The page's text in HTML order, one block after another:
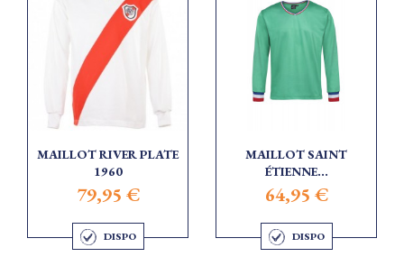
MAILLOT RIVER PLATE
1960
79,95 €
DISPO
MAILLOT SAINT
ÉTIENNE...
64,95 €
DISPO